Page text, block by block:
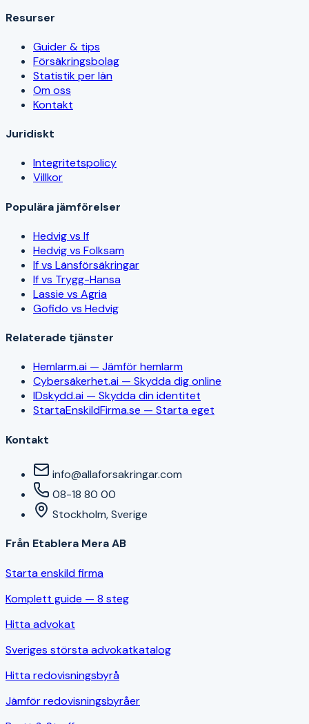
Resurser
Guider & tips
Försäkringsbolag
Statistik per län
Om oss
Kontakt
Juridiskt
Integritetspolicy
Villkor
Populära jämförelser
Hedvig vs If
Hedvig vs Folksam
If vs Länsförsäkringar
If vs Trygg-Hansa
Lassie vs Agria
Gofido vs Hedvig
Relaterade tjänster
Hemlarm.ai — Jämför hemlarm
Cybersäkerhet.ai — Skydda dig online
IDskydd.ai — Skydda din identitet
StartaEnskildFirma.se — Starta eget
Kontakt
info@allaforsakringar.com
08-18 80 00
Stockholm, Sverige
Från Etablera Mera AB
Starta enskild firma
Komplett guide — 8 steg
Hitta advokat
Sveriges största advokatkatalog
Hitta redovisningsbyrå
Jämför redovisningsbyråer